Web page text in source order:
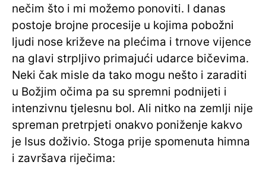
nečim što i mi možemo ponoviti. I danas
postoje brojne procesije u kojima pobožni
ljudi nose križeve na plećima i trnove vijence
na glavi strpljivo primajući udarce bičevima.
Neki čak misle da tako mogu nešto i zaraditi
u Božjim očima pa su spremni podnijeti i
intenzivnu tjelesnu bol. Ali nitko na zemlji nije
spreman pretrpjeti onakvo poniženje kakvo
je Isus doživio. Stoga prije spomenuta himna
i završava riječima: